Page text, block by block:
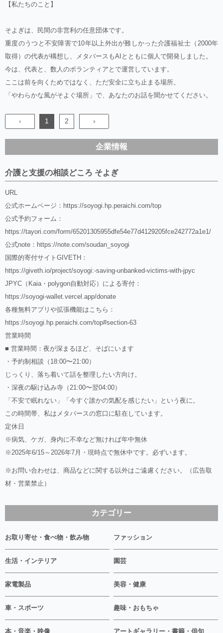
【私たちのこと】
そよぎは、民間の非営利の任意団体です。
重度のうつと不安障害で10年以上外出が難しかった介護福祉士（2000年
取得）の代表が構想し、メタバースもAIとともに個人で開発しました。
今は、代表と、数人のボランティアとで運営しています。
ここは前を向くためではなく、ただ安全に立ち止まる場所。
「やわらかな風がそよぐ場所」で、あなたのお話を聞かせてください。
‹ 1 2 ›
企業情報
介護と支援の相談どころ そよぎ
URL
公式ホームページ： https://soyogi.hp.peraichi.com/top
公式予約フォーム：
https://tayori.com/form/65201305955dfe54e77d4129205fce242772a1e1/
公式note： https://note.com/soudan_soyogi
国際的寄付サイトGIVETH：
https://giveth.io/project/soyogi:-saving-unbanked-victims-with-jpyc
JPYC（Kaia・polygon自動対応）による寄付：
https://soyogi-wallet.vercel.app/donate
各種無料アプリや拡張機能はこちら：
https://soyogi.hp.peraichi.com/top#section-63
営業時間
■ 営業時間：夜が深まるほど、そばにいます
・予約制相談（18:00〜21:00）
じっくり、落ち着いて話を整理したい方向け。
・深夜の駆け込み寺（21:00〜翌04:00）
「不安で眠れない」「今すぐ誰かの気配を感じたい」という夜に。
この時間帯、私はメタバースの窓口に駐在しています。
定休日
※病気、ケガ、身内に不幸など無ければ年中無休
※2025年6/15～2026年7月・現時点で無休中です。必ずいます。
※お問い合わせは、商品などに関する以外はご遠慮ください。（広告取
材・営業禁止）
カテゴリー
お取り寄せ・食べ物・飲み物 ファッション
生活・インテリア 園芸
家電製品 美容・健康
車・スポーツ 趣味・おもちゃ
本・音楽・映像 アートギャラリー・書籍・俳句